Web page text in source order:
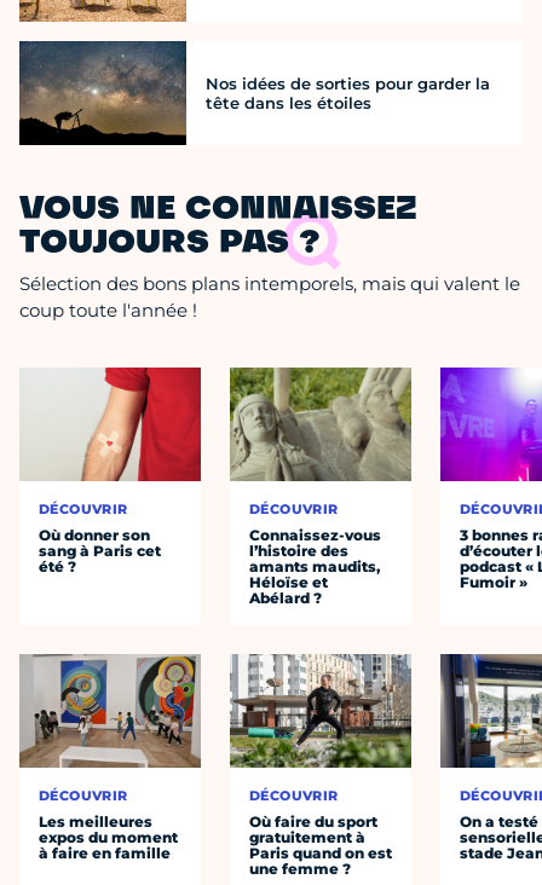
Nos idées de sorties pour garder la
tête dans les étoiles
VOUS NE CONNAISSEZ
TOUJOURS PAS ?
Sélection des bons plans intemporels, mais qui valent le
coup toute l'année !
DÉCOUVRIR
Où donner son
sang à Paris cet
été ?
DÉCOUVRIR
Les meilleures
expos du moment
à faire en famille
DÉCOUVRIR
Connaissez-vous
l’histoire des
amants maudits,
Héloïse et
Abélard ?
DÉCOUVRIR
Où faire du sport
gratuitement à
Paris quand on est
une femme ?
3 bonnes
d’écouter
podcast «
Fumoir »
On a
stade